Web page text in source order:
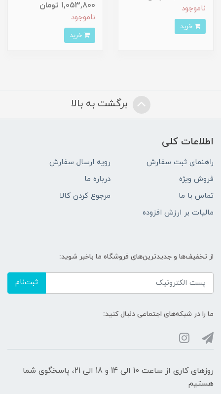
ناموجود
1,053,800 تومان
ناموجود
برگشت به بالا
اطلاعات کلی
راهنمای ثبت سفارش
رویه ارسال سفارش
فروش ویژه
درباره ما
تماس با ما
مرجوع کردن کالا
مالیات بر ارزش افزوده
از تخفیف‌ها و جدیدترین‌های فروشگاه ما باخبر شوید:
ثبت‌نام
ما را در شبکه‌های اجتماعی دنبال کنید:
روزهای کاری از ساعت 10 الی 14 و 18 الی 21، پاسخگوی شما
هستیم